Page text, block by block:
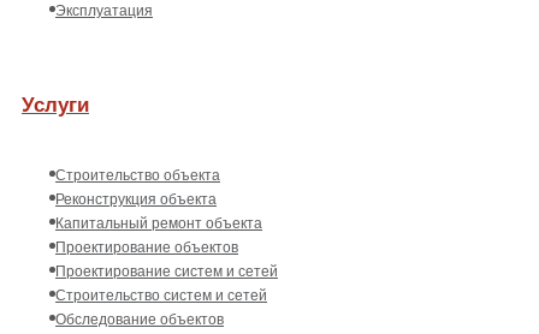
Эксплуатация
Услуги
Строительство объекта
Реконструкция объекта
Капитальный ремонт объекта
Проектирование объектов
Проектирование систем и сетей
Строительство систем и сетей
Обследование объектов